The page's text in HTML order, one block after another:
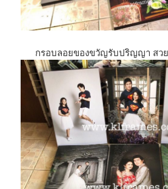
กรอบลอยของขวัญรับปริญญา สว